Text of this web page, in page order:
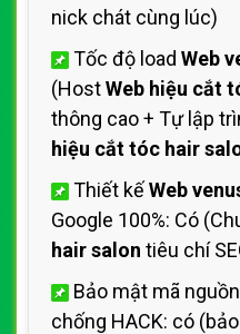
nick chát cùng lúc)
Tốc độ load Web
(HostWeb hiệu cắt
thông cao + Tự lập
hiệu cắt tóc hair
Thiết kếWeb
Google 100%: Có
hair salon tiêu chí
Bảo mật mã nguồn
chống HACK: có